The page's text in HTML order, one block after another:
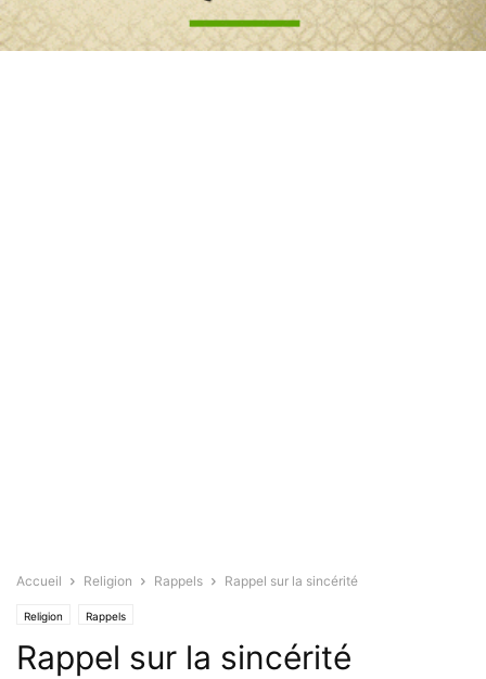
Accueil Religion Rappels Rappel sur la sincérité
Religion Rappels
Rappel sur la sincérité